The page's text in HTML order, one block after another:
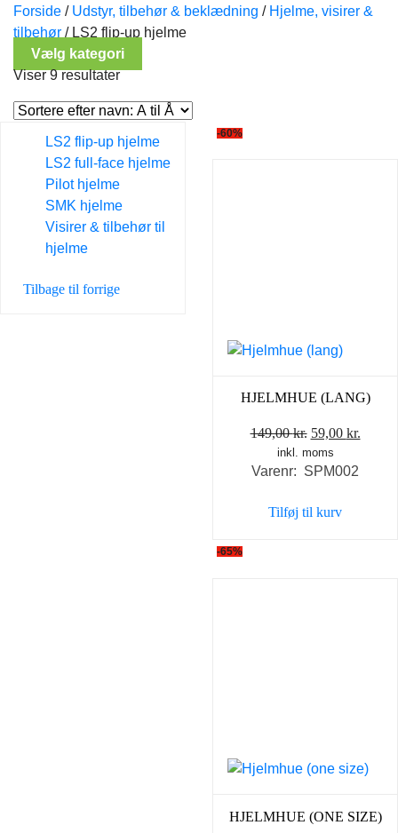
Forside / Udstyr, tilbehør & beklædning / Hjelme, visirer &
tilbehør /LS2 flip-up hjelme
Vælg kategori
Viser 9 resultater
LS2 flip-up hjelme
LS2 full-face hjelme
Pilot hjelme
SMK hjelme
Visirer & tilbehør til
hjelme
Tilbage til forrige
-60%
HJELMHUE (LANG)
149,00kr. Den
oprindelige
pris
149,00 kr..
59,00 kr.Den
inkl. moms
Varenr: SPM002
Tilføj til kurv
-65%
HJELMHUE (ONE SIZE)